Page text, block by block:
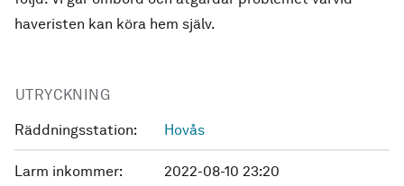
haveristen kan köra hem själv.
UTRYCKNING
Räddningsstation: Hovås
Larm inkommer: 2022-08-10 23:20